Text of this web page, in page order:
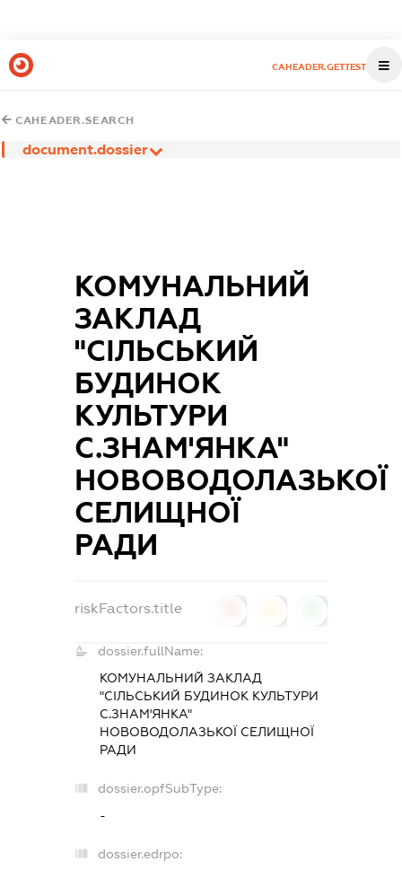
CAHEADER.GETTEST
CAHEADER.SEARCH
document.dossier
КОМУНАЛЬНИЙ
ЗАКЛАД
"СІЛЬСЬКИЙ
БУДИНОК
КУЛЬТУРИ
С.ЗНАМ'ЯНКА"
НОВОВОДОЛАЗЬКОЇ
СЕЛИЩНОЇ
РАДИ
riskFactors.title
dossier.fullName:
КОМУНАЛЬНИЙ ЗАКЛАД
"СІЛЬСЬКИЙ БУДИНОК КУЛЬТУРИ
С.ЗНАМ'ЯНКА"
НОВОВОДОЛАЗЬКОЇ СЕЛИЩНОЇ
РАДИ
dossier.opfSubType:
-
dossier.edrpo: